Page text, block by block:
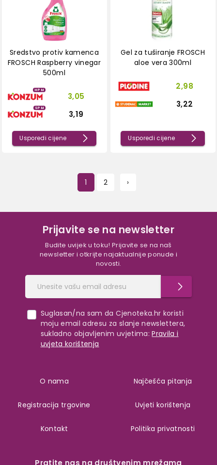
Sredstvo protiv kamenca
FROSCH Raspberry vinegar
500ml
HPM
3,05
SPM
3,19
Usporedi cijene
Gel za tuširanje FROSCH
aloe vera 300ml
2,98
3,22
Usporedi cijene
1 2 ›
Prijavite se na newsletter
Budite uvijek u toku! Prijavite se na naš
newsletter i otkrijte najaktualnije ponude i
novosti.
Suglasan/na sam da Cjenoteka.hr koristi
moju email adresu za slanje newslettera,
sukladno objavljenim uvjetima: Pravila i
uvjeta korištenja
Pratite nas na društvenim mrežama
O nama
Registracija trgovine
Kontakt
Najčešća pitanja
Uvjeti korištenja
Politika privatnosti